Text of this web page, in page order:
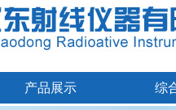
产品展示 综